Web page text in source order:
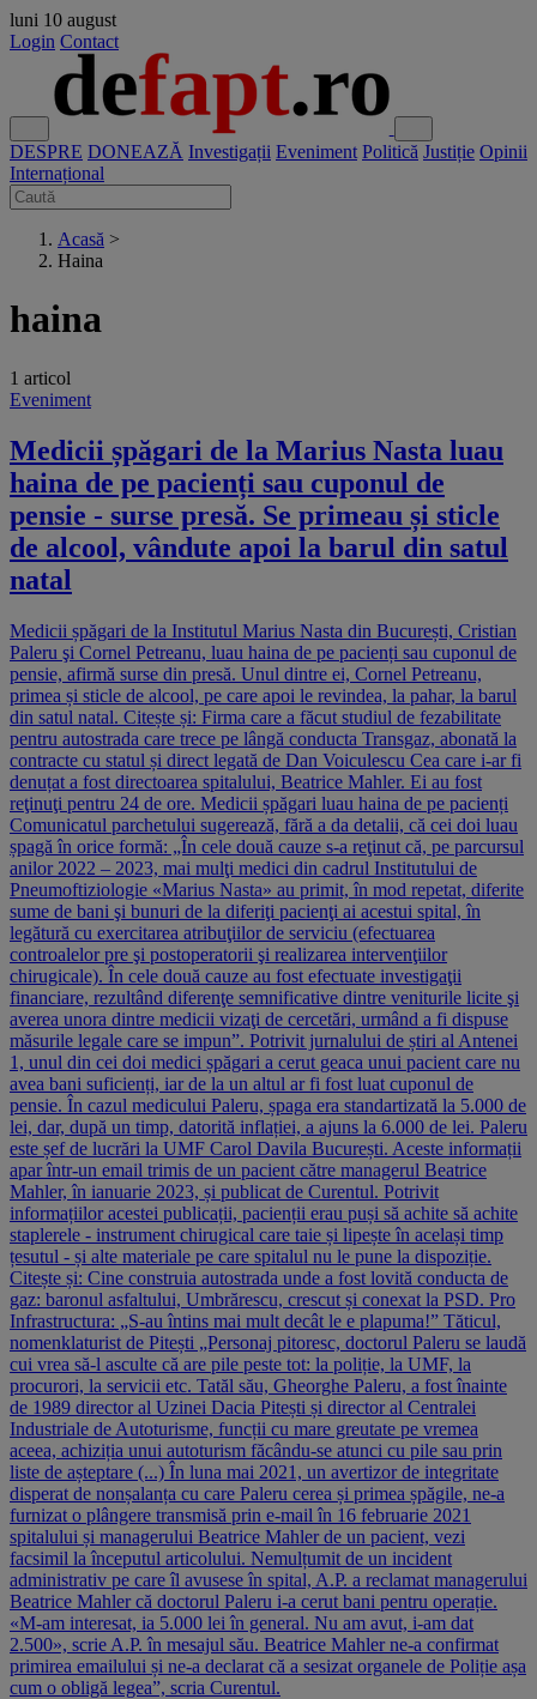
luni 10 august
Login Contact
DESPRE DONEAZĂ Investigații Eveniment Politică Justiție Opinii
Internațional
Acasă >
Haina
haina
1 articol
Eveniment
Medicii șpăgari de la Marius Nasta luau
haina de pe pacienți sau cuponul de
pensie - surse presă. Se primeau și sticle
de alcool, vândute apoi la barul din satul
natal
Medicii șpăgari de la Institutul Marius Nasta din București, Cristian
Paleru şi Cornel Petreanu, luau haina de pe pacienți sau cuponul de
pensie, afirmă surse din presă. Unul dintre ei, Cornel Petreanu,
primea și sticle de alcool, pe care apoi le revindea, la pahar, la barul
din satul natal. Citește și: Firma care a făcut studiul de fezabilitate
pentru autostrada care trece pe lângă conducta Transgaz, abonată la
contracte cu statul și direct legată de Dan Voiculescu Cea care i-ar fi
denuțat a fost directoarea spitalului, Beatrice Mahler. Ei au fost
reţinuţi pentru 24 de ore. Medicii șpăgari luau haina de pe pacienți
Comunicatul parchetului sugerează, fără a da detalii, că cei doi luau
șpagă în orice formă: „În cele două cauze s-a reţinut că, pe parcursul
anilor 2022 – 2023, mai mulţi medici din cadrul Institutului de
Pneumoftiziologie «Marius Nasta» au primit, în mod repetat, diferite
sume de bani şi bunuri de la diferiţi pacienţi ai acestui spital, în
legătură cu exercitarea atribuţiilor de serviciu (efectuarea
controalelor pre şi postoperatorii şi realizarea intervenţiilor
chirugicale). În cele două cauze au fost efectuate investigaţii
financiare, rezultând diferenţe semnificative dintre veniturile licite şi
averea unora dintre medicii vizaţi de cercetări, urmând a fi dispuse
măsurile legale care se impun”. Potrivit jurnalului de știri al Antenei
1, unul din cei doi medici șpăgari a cerut geaca unui pacient care nu
avea bani suficienți, iar de la un altul ar fi fost luat cuponul de
pensie. În cazul medicului Paleru, șpaga era standartizată la 5.000 de
lei, dar, după un timp, datorită inflației, a ajuns la 6.000 de lei. Paleru
este șef de lucrări la UMF Carol Davila București. Aceste informații
apar într-un email trimis de un pacient către managerul Beatrice
Mahler, în ianuarie 2023, și publicat de Curentul. Potrivit
informațiilor acestei publicații, pacienții erau puși să achite să achite
staplerele - instrument chirugical care taie și lipește în același timp
țesutul - și alte materiale pe care spitalul nu le pune la dispoziție.
Citește și: Cine construia autostrada unde a fost lovită conducta de
gaz: baronul asfaltului, Umbrărescu, crescut și conexat la PSD. Pro
Infrastructura: „S-au întins mai mult decât le e plapuma!” Tăticul,
nomenklaturist de Pitești „Personaj pitoresc, doctorul Paleru se laudă
cui vrea să-l asculte că are pile peste tot: la poliție, la UMF, la
procurori, la servicii etc. Tatăl său, Gheorghe Paleru, a fost înainte
de 1989 director al Uzinei Dacia Pitești și director al Centralei
Industriale de Autoturisme, funcții cu mare greutate pe vremea
aceea, achiziția unui autoturism făcându-se atunci cu pile sau prin
liste de așteptare (...) În luna mai 2021, un avertizor de integritate
disperat de nonșalanța cu care Paleru cerea și primea șpăgile, ne-a
furnizat o plângere transmisă prin e-mail în 16 februarie 2021
spitalului și managerului Beatrice Mahler de un pacient, vezi
facsimil la începutul articolului. Nemulțumit de un incident
administrativ pe care îl avusese în spital, A.P. a reclamat managerului
Beatrice Mahler că doctorul Paleru i-a cerut bani pentru operație.
«M-am interesat, ia 5.000 lei în general. Nu am avut, i-am dat
2.500», scrie A.P. în mesajul său. Beatrice Mahler ne-a confirmat
primirea emailului și ne-a declarat că a sesizat organele de Poliție așa
cum o obligă legea”, scria Curentul.